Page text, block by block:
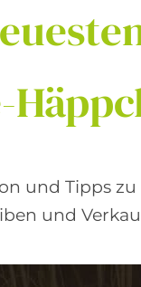
und Tipps
und